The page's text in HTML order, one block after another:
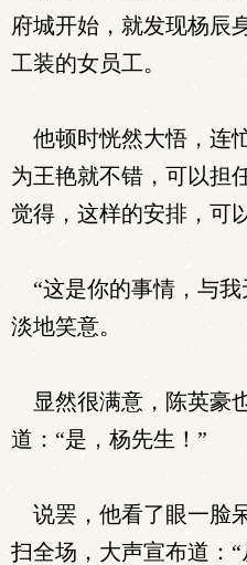
府城开始，就发现杨辰
工装的女员工。
他顿时恍然大悟，连
为王艳就不错，可以担
觉得，这样的安排，可
“这是你的事情，与我
淡地笑意。
显然很满意，陈英豪
道：“是，杨先生！”
说罢，他看了眼一脸
扫全场，大声宣布道：